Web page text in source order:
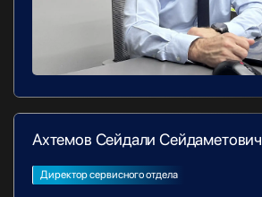
Ахтемов Сейдали Сейдаметович
Директор сервисного отдела